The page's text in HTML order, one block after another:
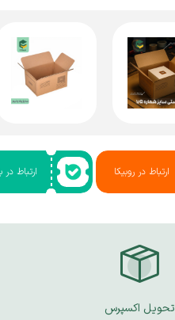
ارتباط در روبیکا ارتباط در
تحویل اکسپرس